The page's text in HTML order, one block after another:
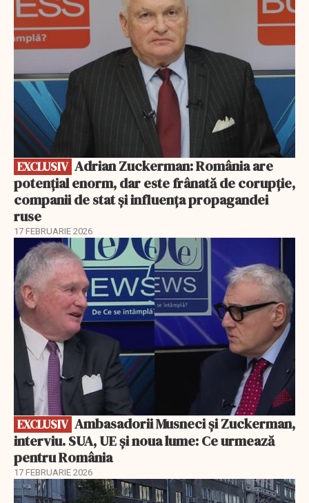
EXCLUSIV
potențial enorm, dar este frânată de corupție,
companii de stat și influența propagandei
ruse
17 FEBRUARIE 2026
EXCLUSIV
EXCLUSIV
interviu. SUA, UE și noua lume: Ce urmează
pentru România
17 FEBRUARIE 2026